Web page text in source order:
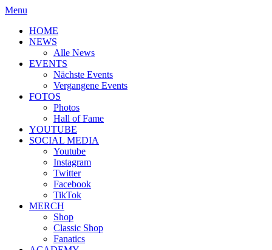
Menu
HOME
NEWS
Alle News
EVENTS
Nächste Events
Vergangene Events
FOTOS
Photos
Hall of Fame
YOUTUBE
SOCIAL MEDIA
Youtube
Instagram
Twitter
Facebook
TikTok
MERCH
Shop
Classic Shop
Fanatics